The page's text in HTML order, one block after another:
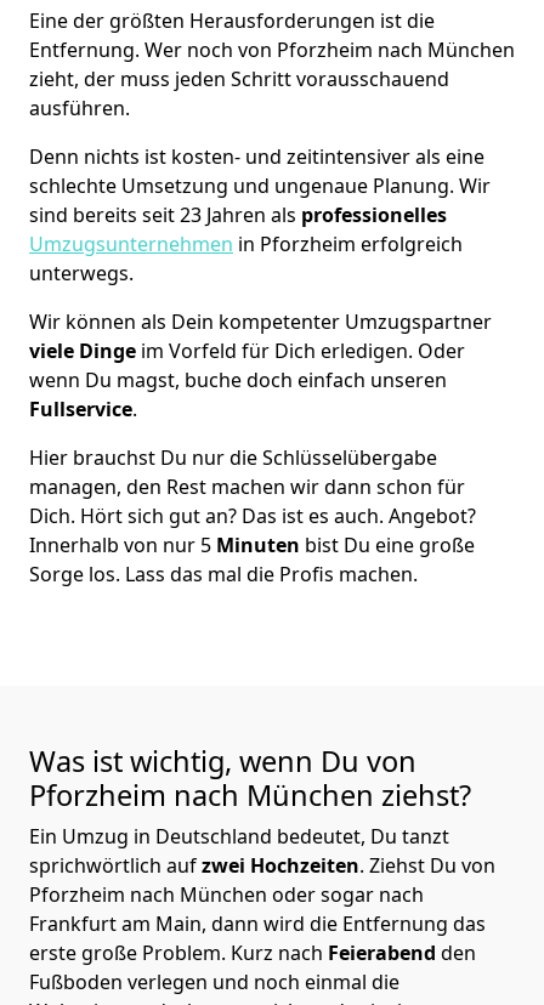
Eine der größten Herausforderungen ist die
Entfernung. Wer noch von Pforzheim nach München
zieht, der muss jeden Schritt vorausschauend
ausführen.
Denn nichts ist kosten- und zeitintensiver als eine
schlechte Umsetzung und ungenaue Planung. Wir
sind bereits seit 23 Jahren als professionelles
Umzugsunternehmen in Pforzheim erfolgreich
unterwegs.
Wir können als Dein kompetenter Umzugspartner
viele Dinge im Vorfeld für Dich erledigen. Oder
wenn Du magst, buche doch einfach unseren
Fullservice.
Hier brauchst Du nur die Schlüsselübergabe
managen, den Rest machen wir dann schon für
Dich. Hört sich gut an? Das ist es auch. Angebot?
Innerhalb von nur 5 Minuten bist Du eine große
Sorge los. Lass das mal die Profis machen.
Was ist wichtig, wenn Du von
Pforzheim nach München ziehst?
Ein Umzug in Deutschland bedeutet, Du tanzt
sprichwörtlich aufzwei Hochzeiten. Ziehst Du von
Pforzheim nach München oder sogar nach
Frankfurt am Main, dann wird die Entfernung das
erste große Problem. Kurz nach Feierabend den
Fußboden verlegen und noch einmal die